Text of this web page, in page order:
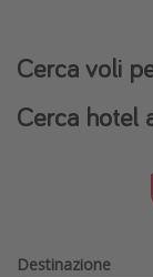
Cerca voli
Cerca hotel
Destinazione